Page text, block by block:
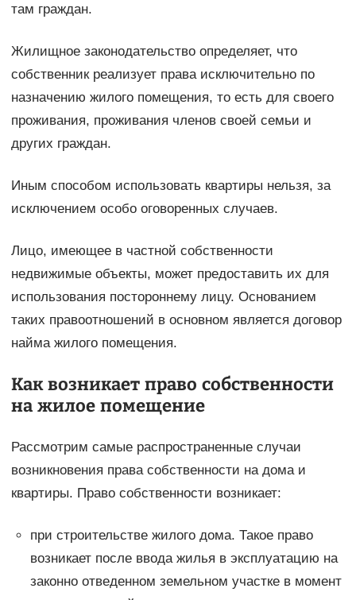
там граждан.
Жилищное законодательство определяет, что
собственник реализует права исключительно по
назначению жилого помещения, то есть для своего
проживания, проживания членов своей семьи и
других граждан.
Иным способом использовать квартиры нельзя, за
исключением особо оговоренных случаев.
Лицо, имеющее в частной собственности
недвижимые объекты, может предоставить их для
использования постороннему лицу. Основанием
таких правоотношений в основном является договор
найма жилого помещения.
Как возникает право собственности
на жилое помещение
Рассмотрим самые распространенные случаи
возникновения права собственности на дома и
квартиры. Право собственности возникает:
при строительстве жилого дома. Такое право
возникает после ввода жилья в эксплуатацию на
законно отведенном земельном участке в момент